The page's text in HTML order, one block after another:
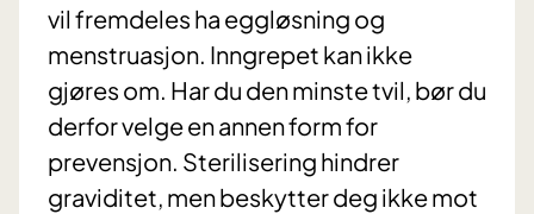
vil fremdeles ha eggløsning og
menstruasjon. Inngrepet kan ikke
gjøres om. Har du den minste tvil, bør du
derfor velge en annen form for
prevensjon. Sterilisering hindrer
graviditet, men beskytter deg ikke mot